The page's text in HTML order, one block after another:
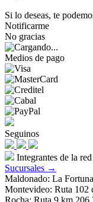
Si lo deseas, te
Notificarme
No gracias
Medios de pago
Seguinos
Integrantes de la
Sucursales →
Maldonado: La Fortuna
Montevideo: Ruta 102
Rocha: Ruta 9 km